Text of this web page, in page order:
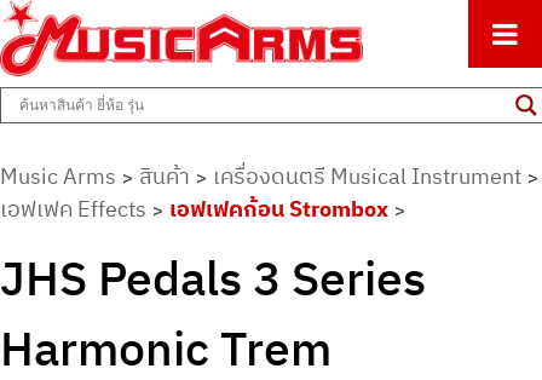
Music Arms
ศูนย์รวมครื่องดนตรีทุกชนิด ตั้งแต่เริ่มต้นถึงมืออาชีพ
Music Arms > สินค้า > เครื่องดนตรี Musical Instrument >
เอฟเฟค Effects > เอฟเฟคก้อน Strombox >
JHS Pedals 3 Series
Harmonic Trem